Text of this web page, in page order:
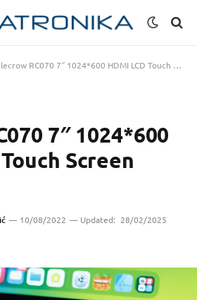
RC070 7″ 1024*600 HDMI LCD Touch Screen Display
7″ 1024*600
Screen
10/08/2022 Updated: 28/02/2025